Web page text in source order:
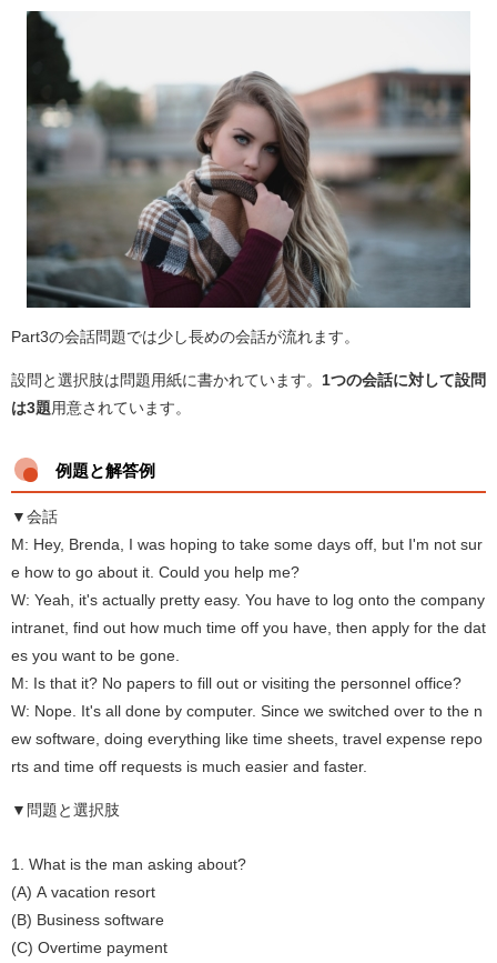
Part3の会話問題では少し長めの会話が流れます。
設問と選択肢は問題用紙に書かれています。 1つの会話に対して設問
は3題 用意されています。
例題と解答例
▼会話
M: Hey, Brenda, I was hoping to take some days off, but I'm not sur
e how to go about it. Could you help me?
W: Yeah, it's actually pretty easy. You have to log onto the company
intranet, find out how much time off you have, then apply for the dat
es you want to be gone.
M: Is that it? No papers to fill out or visiting the personnel office?
W: Nope. It's all done by computer. Since we switched over to the n
ew software, doing everything like time sheets, travel expense repo
rts and time off requests is much easier and faster.
▼問題と選択肢
1. What is the man asking about?
(A) A vacation resort
(B) Business software
(C) Overtime payment